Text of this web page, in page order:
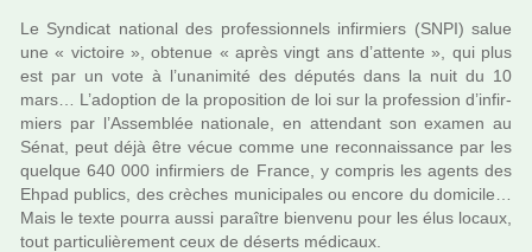
Le Syndicat natio­nal des pro­fes­sion­nels infir­miers (SNPI) salue
une « vic­toire », obte­nue « après vingt ans d’attente », qui plus
est par un vote à l’una­ni­mité des dépu­tés dans la nuit du 10
mars… L’adop­tion de la pro­po­si­tion de loi sur la pro­fes­sion d’infir­
miers par l’Assemblée natio­nale, en atten­dant son examen au
Sénat, peut déjà être vécue comme une reconnais­sance par les
quel­que 640 000 infir­miers de France, y com­pris les agents des
Ehpad publics, des crè­ches muni­ci­pa­les ou encore du domi­cile…
Mais le texte pourra aussi paraî­tre bien­venu pour les élus locaux,
tout par­ti­cu­liè­re­ment ceux de déserts médi­caux.